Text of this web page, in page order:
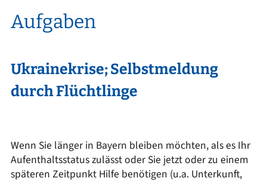
Aufgaben
Ukrainekrise; Selbstmeldung
durch Flüchtlinge
Wenn Sie länger in Bayern bleiben möchten, als es Ihr
Aufenthaltsstatus zulässt oder Sie jetzt oder zu einem
späteren Zeitpunkt Hilfe benötigen (u.a. Unterkunft,